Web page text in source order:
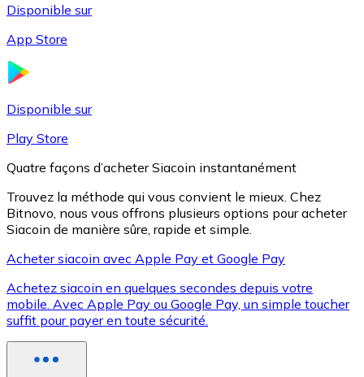
XRP
XRP
Disponible sur
App Store
Disponible sur
Play Store
Quatre façons d’acheter Siacoin instantanément
Trouvez la méthode qui vous convient le mieux. Chez
Bitnovo, nous vous offrons plusieurs options pour acheter
Siacoin de manière sûre, rapide et simple.
Acheter siacoin avec Apple Pay et Google Pay
Achetez siacoin en quelques secondes depuis votre
mobile. Avec Apple Pay ou Google Pay, un simple toucher
suffit pour payer en toute sécurité.